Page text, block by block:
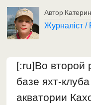
Автор
Журналіст /
[:ru]Во второй
базе яхт-
акватории